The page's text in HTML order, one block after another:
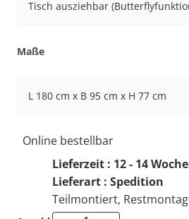
Tisch ausziehbar
Maße
L 180 cm x B 95 cm x H 77 cm
Online bestellbar
Lieferzeit : 12 - 14
Lieferart : Spedition
Teilmontiert,